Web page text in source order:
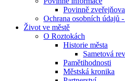
Povinně
Ochrana osobních údajů
Život ve městě
O Roztokách
Historie města
Sametová
Pamětihodnosti
Městská kronika